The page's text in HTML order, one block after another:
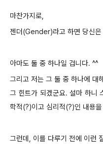
마찬가지로,
젠더(Gender)라고 하면 당신은
아마도 둘 중 하나일 겁니다. ^^
그리고 저는 그 둘 중 하나에 대
그 힌트가 되겠군요. 설마 하니
학적(?)이고 심리적(?)인 내용
그런데, 이를 다루기 전에 이런